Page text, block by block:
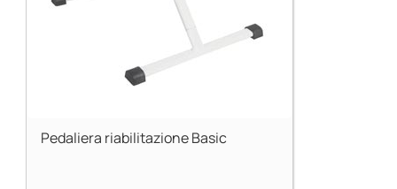
Pedaliera riabilitazione Basic